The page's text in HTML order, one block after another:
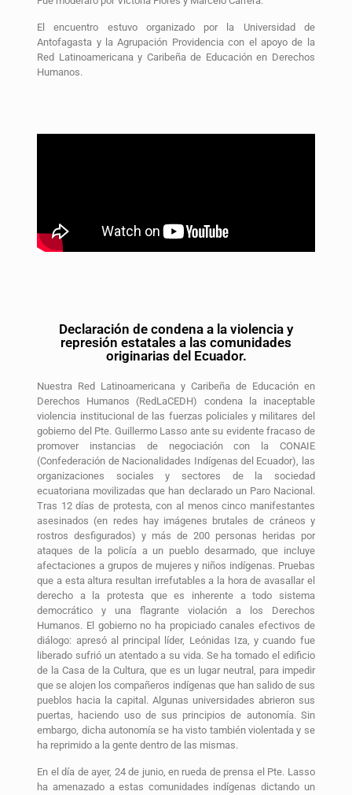
El encuentro estuvo organizado por la Universidad de
Antofagasta y la Agrupación Providencia con el apoyo de la
Red Latinoamericana y Caribeña de Educación en Derechos
Humanos.
Declaración de condena a la violencia y
represión estatales a las comunidades
originarias del Ecuador.
Nuestra Red Latinoamericana y Caribeña de Educación en
Derechos Humanos (RedLaCEDH) condena la inaceptable
violencia institucional de las fuerzas policiales y militares del
gobierno del Pte. Guillermo Lasso ante su evidente fracaso de
promover instancias de negociación con la CONAIE
(Confederación de Nacionalidades Indígenas del Ecuador), las
organizaciones sociales y sectores de la sociedad
ecuatoriana movilizadas que han declarado un Paro Nacional.
Tras 12 días de protesta, con al menos cinco manifestantes
asesinados (en redes hay imágenes brutales de cráneos y
rostros desfigurados) y más de 200 personas heridas por
ataques de la policía a un pueblo desarmado, que incluye
afectaciones a grupos de mujeres y niños indígenas. Pruebas
que a esta altura resultan irrefutables a la hora de avasallar el
derecho a la protesta que es inherente a todo sistema
democrático y una flagrante violación a los Derechos
Humanos. El gobierno no ha propiciado canales efectivos de
diálogo: apresó al principal líder, Leónidas Iza, y cuando fue
liberado sufrió un atentado a su vida. Se ha tomado el edificio
de la Casa de la Cultura, que es un lugar neutral, para impedir
que se alojen los compañeros indígenas que han salido de sus
pueblos hacia la capital. Algunas universidades abrieron sus
puertas, haciendo uso de sus principios de autonomía. Sin
embargo, dicha autonomía se ha visto también violentada y se
ha reprimido a la gente dentro de las mismas.
En el día de ayer, 24 de junio, en rueda de prensa el Pte. Lasso
ha amenazado a estas comunidades indígenas dictando un